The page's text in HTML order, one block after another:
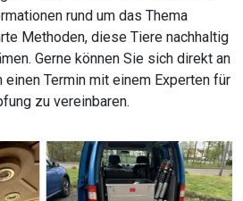
rund um das Thema
Methoden, diese Tiere nachhaltig
Gerne können Sie sich direkt an
einen Termin mit einem Experten für
zu vereinbaren.